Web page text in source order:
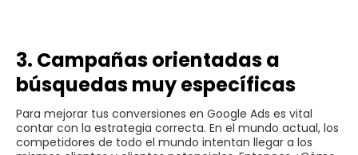
3. Campañas orientadas a
búsquedas muy específicas
Para mejorar tus conversiones en Google Ads es vital
contar con la estrategia correcta. En el mundo actual, los
competidores de todo el mundo intentan llegar a los